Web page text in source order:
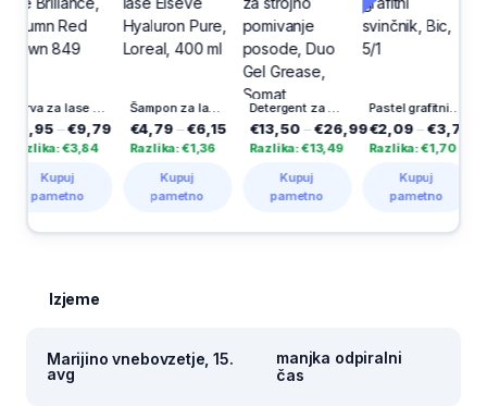
Barva za lase Brillance, Autumn Red Brown 849
€9,79
€3,84
Šampon za lase Elseve Hyaluron Pure, Loreal, 400 ml
€4,79– €6,15
Razlika: €1,36
pametno
Detergent za strojno pomivanje posode, Duo Gel Grease, Somat Excellence, 60/1
€13,50– €26,99
Razlika: €13,49
pametno
Pastel grafitni svinčnik, Bic, 5/1
€2,09– €3,79
Razlika: €1,70
pametno
Izjeme
Marijino vnebovzetje, 15.
avg
manjka odpiralni
čas